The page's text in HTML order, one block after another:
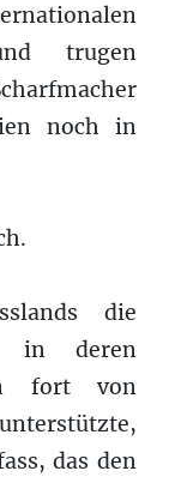
trugen
noch in
die
in deren
fort von
das den